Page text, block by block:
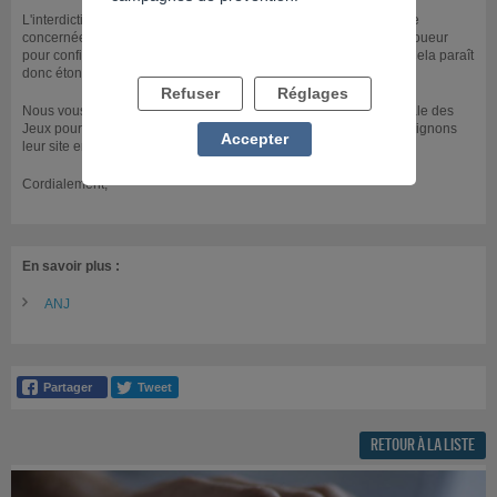
L'interdiction volontaire de jeux doit être effectuée par la personne
concernée. Normalement, un correspondant local doit joindre le joueur
pour confirmer qu'il est bien à l'initiative de l'interdiction de jeux. Cela paraît
donc étonnant qu'un ami ait pu vous bannir.
Nous vous conseillons de contacter directement l'Autorité Nationale des
Jeux pour comprendre un peu mieux cette situation. Nous vous joignons
leur site en bas de page.
Cordialement,
En savoir plus :
ANJ
RETOUR À LA LISTE
Refuser Réglages
Accepter